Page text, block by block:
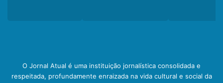
O Jornal Atual é uma instituição jornalística consolidada e
respeitada, profundamente enraizada na vida cultural e social da